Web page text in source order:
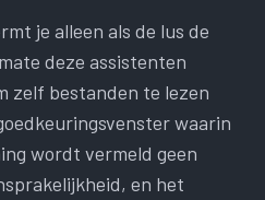
je alleen als de lus de
deze assistenten
zelf bestanden te lezen
waarin
wordt vermeld geen
en het